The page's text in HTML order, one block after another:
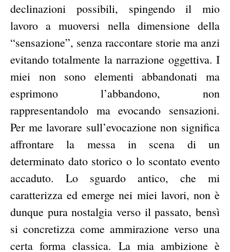
declinazioni possibili, spingendo il mio
lavoro a muoversi nella dimensione della
“sensazione”, senza raccontare storie ma anzi
evitando totalmente la narrazione oggettiva. I
miei non sono elementi abbandonati ma
esprimono l’abbandono, non
rappresentandolo ma evocando sensazioni.
Per me lavorare sull’evocazione non significa
affrontare la messa in scena di un
determinato dato storico o lo scontato evento
accaduto. Lo sguardo antico, che mi
caratterizza ed emerge nei miei lavori, non è
dunque pura nostalgia verso il passato, bensì
si concretizza come ammirazione verso una
certa forma classica. La mia ambizione è